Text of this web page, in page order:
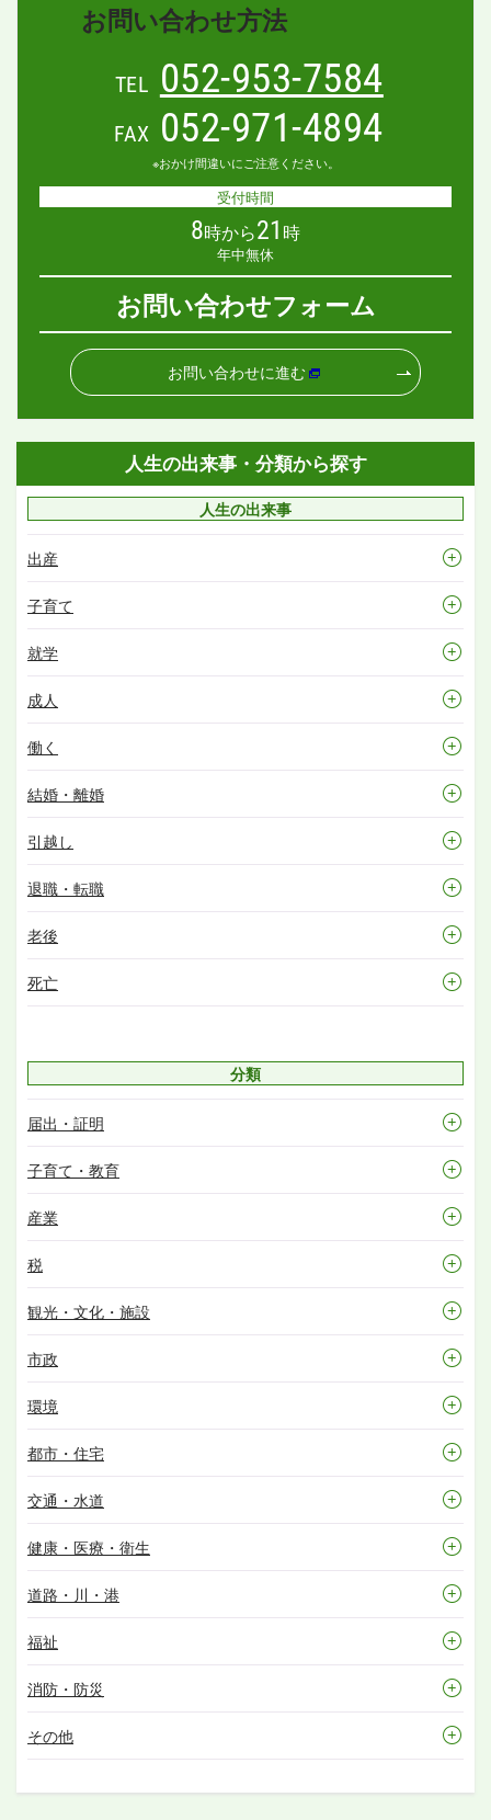
お問い合わせ方法
TEL 052-953-7584
FAX 052-971-4894
※おかけ間違いにご注意ください。
受付時間
8時から21 時
年中無休
お問い合わせフォーム
お問い合わせに進む
人生の出来事・分類から探す
人生の出来事
出産
子育て
就学
成人
働く
結婚・離婚
引越し
退職・転職
老後
死亡
分類
届出・証明
子育て・教育
産業
税
観光・文化・施設
市政
環境
都市・住宅
交通・水道
健康・医療・衛生
道路・川・港
福祉
消防・防災
その他